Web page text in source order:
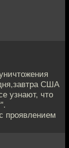
США
узнают, что
проявлением